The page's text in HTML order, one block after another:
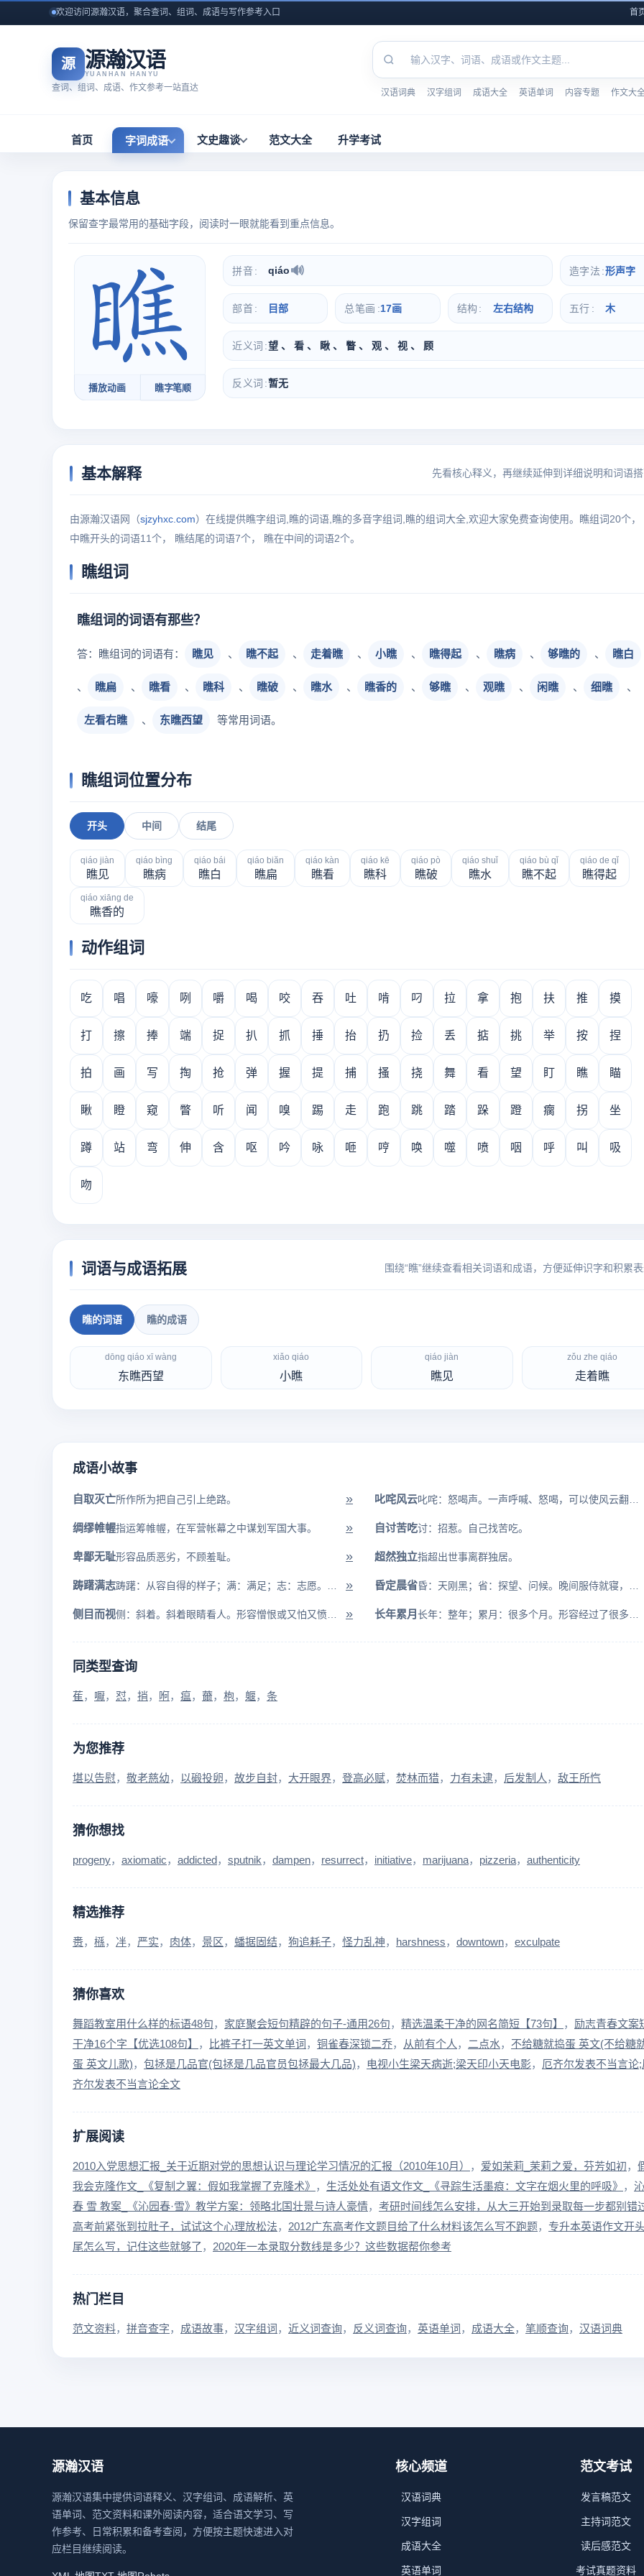
欢迎访问源瀚汉语，聚合查词、组词、成语与写作参考入口 首
源 源瀚汉语
YUANHAN HANYU
查词、组词、成语、作文参考一站直达 汉语词典 汉字组词 成语大全 英语单词 内容专题 作文大
首页 字词成语 文史趣谈 范文大全 升学考试
基本信息
保留查字最常用的基础字段，阅读时一眼就能看到重点信息。
播放动画 瞧字笔顺
拼音 qiáo🔊 造字法 形声字
部首 目部 总笔画 17画 结构 左右结构 五行 木
近义词 望 、 看 、 瞅 、 瞥 、 观 、 视 、 顾
反义词 暂无
基本解释 先看核心释义，再继续延伸到详细说明和词语
由源瀚汉语网（sjzyhxc.com）在线提供瞧字组词,瞧的词语,瞧的多音字组词,瞧的组词大全,欢迎大家免费查询使用。瞧组词20个，
中瞧开头的词语11个， 瞧结尾的词语7个， 瞧在中间的词语2个。
瞧组词
瞧组词的词语有那些？
答：瞧组词的词语有： 瞧见 、 瞧不起 、 走着瞧 、 小瞧 、 瞧得起 、 瞧病 、 够瞧的 、 瞧白
、 瞧扁 、 瞧看 、 瞧科 、 瞧破 、 瞧水 、 瞧香的 、 够瞧 、 观瞧 、 闲瞧 、 细瞧 、
左看右瞧 、 东瞧西望 等常用词语。
瞧组词位置分布
开头 中间 结尾
qiáo jiàn
瞧见
qiáo bìng
瞧病
qiáo bái
瞧白
qiáo biăn
瞧扁
qiáo kàn
瞧看
qiáo kē
瞧科
qiáo pò
瞧破
qiáo shuǐ
瞧水
qiáo bù qǐ
瞧不起
qiáo de qǐ
瞧得起
qiáo xiāng de
瞧香的
动作组词
吃 唱 嚎 咧 嚼 喝 咬 吞 吐 啃 叼 拉 拿 抱 扶 推 摸
打 擦 捧 端 捉 扒 抓 捶 抬 扔 捡 丢 掂 挑 举 按 捏
拍 画 写 掏 抢 弹 握 提 捕 搔 挠 舞 看 望 盯 瞧 瞄
瞅 瞪 窥 瞥 听 闻 嗅 踢 走 跑 跳 踏 跺 蹬 瘸 拐 坐
蹲 站 弯 伸 含 呕 吟 咏 咂 哼 唤 噬 喷 咽 呼 叫 吸
吻
词语与成语拓展 围绕“瞧”继续查看相关词语和成语，方便延伸识字和积累
瞧的词语 瞧的成语
dōng qiáo xī wàng
东瞧西望
xiǎo qiáo
小瞧
qiáo jiàn
瞧见
zǒu zhe qiáo
走着瞧
成语小故事
自取灭亡所作所为把自己引上绝路。 » 叱咤风云
绸缪帷幄指运筹帷幄，在军营帐幕之中谋划军国大事。 » 自讨苦吃讨：招惹。自己找苦吃。
卑鄙无耻形容品质恶劣，不顾羞耻。 » 超然独立指超出世事离群独居。
踌躇满志 » 昏定晨省
侧目而视 » 长年累月
同类型查询
萑 嚈 怼 捎 哬 瘟 薾 枹 躽 条
为您推荐
堪以告慰 敬老慈幼 以碫投卵 故步自封 大开眼界 登高必赋 焚林而猎 力有未逮 后发制人 敌王所忾
猜你想找
progeny axiomatic addicted sputnik dampen resurrect initiative marijuana pizzeria authenticity
精选推荐
赉 槂 冸 严实 肉体 景区 蟠据固结 狗追耗子 怪力乱神 harshness downtown exculpate
猜你喜欢
舞蹈教室用什么样的标语48句 家庭聚会短句精辟的句子-通用26句 精选温柔干净的网名简短【73句】
励志青春文案
干净16个字【优选108句】
比裤子打一英文单词 铜雀春深锁二乔 从前有个人 二点水
不给糖就捣蛋 英文(不给糖
蛋 英文儿歌)
包拯是几品官(包拯是几品官员包拯最大几品) 电视小生梁天病逝;梁天印小天电影
厄齐尔发表不当言论;
齐尔发表不当言论全文
扩展阅读
2010入党思想汇报_关于近期对党的思想认识与理论学习情况的汇报（2010年10月） 爱如茉莉_茉莉之爱，芬芳如初
我会克隆作文_《复制之翼：假如我掌握了克隆术》
生活处处有语文作文_《寻踪生活墨痕：文字在烟火里的呼吸》
春 雪 教案_《沁园春·雪》教学方案：领略北国壮景与诗人豪情
考研时间线怎么安排，从大三开始到录取每一步都别错
高考前紧张到拉肚子，试试这个心理放松法
2012广东高考作文题目给了什么材料该怎么写不跑题
专升本英语作文开
尾怎么写，记住这些就够了
2020年一本录取分数线是多少？这些数据帮你参考
热门栏目
范文资料 拼音查字 成语故事 汉字组词 近义词查询 反义词查询 英语单词 成语大全 笔顺查询 汉语词典
源瀚汉语
源瀚汉语集中提供词语释义、汉字组词、成语解析、英
语单词、范文资料和课外阅读内容，适合语文学习、写
作参考、日常积累和备考查阅，方便按主题快速进入对
应栏目继续阅读。
核心频道
汉语词典
汉字组词
成语大全
英语单词
范文考试
发言稿范文
主持词范文
读后感范文
考试真题资料